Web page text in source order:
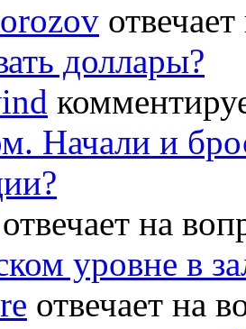
доллары?
Начали и
отвечает на
уровне в
отвечает на